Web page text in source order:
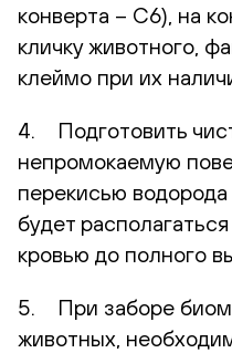
конверта – С6), на
кличку животного,
клеймо при их
4. Подготовить
непромокаемую
перекисью водорода
будет
кровью до полного
5. При заборе
животных,